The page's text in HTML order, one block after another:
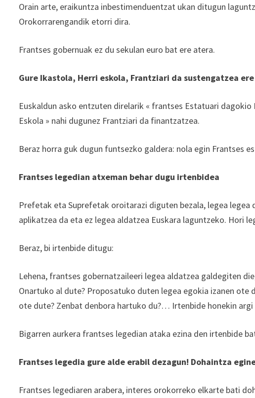
Orain arte, eraikuntza inbestimenduentzat ukan ditugun
Orokorrarengandik etorri dira.
Frantses gobernuak ez du sekulan euro bat ere atera.
Gure Ikastola, Herri eskola, Frantziari da sustengatzea
Euskaldun asko entzuten direlarik « frantses Estatuari
Eskola » nahi dugunez Frantziari da finantzatzea.
Beraz horra guk dugun funtsezko galdera: nola egin Frantses
Frantses legedian atxeman behar dugu irtenbidea
Prefetak eta Suprefetak oroitarazi diguten bezala, legea legea
aplikatzea da eta ez legea aldatzea Euskara laguntzeko. Hori
Beraz, bi irtenbide ditugu:
Lehena, frantses gobernatzaileeri legea aldatzea galdegiten
Onartuko al dute? Proposatuko duten legea egokia izanen
ote dute? Zenbat denbora hartuko du?… Irtenbide honekin
Bigarren aurkera frantses legedian ataka ezina den irtenbide
Frantses legedia gure alde erabil dezagun! Dohaintza
Frantses legediaren arabera, interes orokorreko elkarte bati